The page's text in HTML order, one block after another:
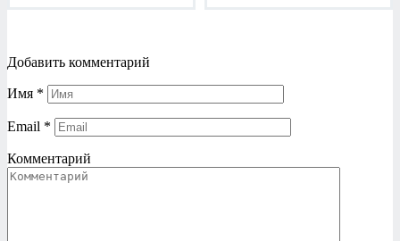
Добавить комментарий
Имя *
Email *
Комментарий